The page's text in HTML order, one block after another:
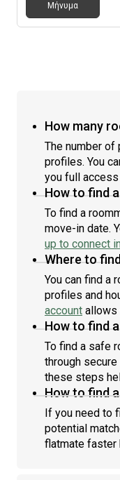
Μήνυμα
How many
The number of
profiles. You
you full
How to find
To find a
move-in date.
up to connect
Where to
You can find a
profiles and
account allows
How to find
To find a safe
through
these steps
How to find
If you need to
potential
flatmate faster